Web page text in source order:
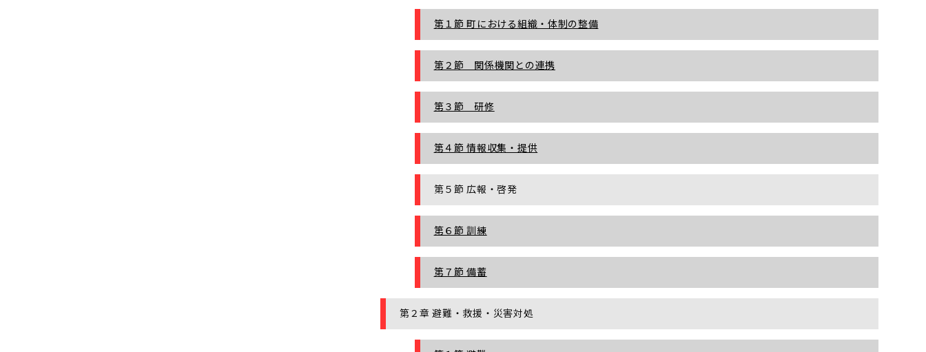
第１節 町における組織・体制の整備
第２節 関係機関との連携
第３節 研修
第４節 情報収集・提供
第５節 広報・啓発
第６節 訓練
第７節 備蓄
第２章 避難・救援・災害対処